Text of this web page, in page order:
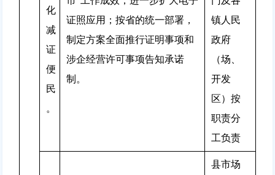
化
减
证
便
民
。
证照应用；按省的统一部署，
制定方案全面推行证明事项和
涉企经营许可事项告知承诺
制。
镇人民
政府
（场、
开发
区）按
职责分
工负责
县市场